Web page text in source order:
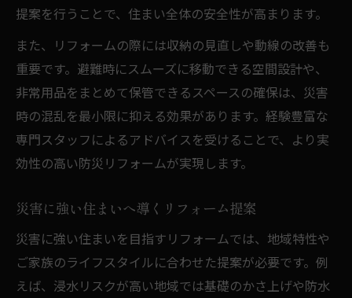
提案を行うことで、住まい全体の安全性が高まります。
また、リフォームの際には収納の見直しや動線の改善も
重要です。避難時にスムーズに移動できる空間設計や、
非常用品をまとめて保管できるスペースの確保は、災害
時の混乱を最小限に抑える効果があります。経験豊富な
専門スタッフによるアドバイスを受けることで、より実
効性の高い防災リフォームが実現します。
災害に強い住まいへ導くリフォーム提案
災害に強い住まいを目指すリフォームでは、地域特性や
ご家族のライフスタイルに合わせた提案が必要です。例
えば、浸水リスクが高い地域では基礎のかさ上げや防水